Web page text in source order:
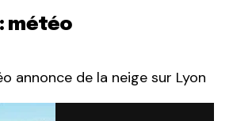
météo
annonce de la neige sur Lyon